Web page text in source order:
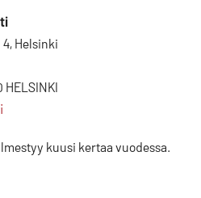
Helsinki
HELSINKI
kuusi kertaa vuodessa.